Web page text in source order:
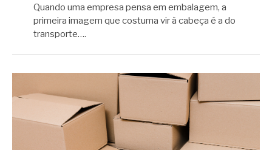
Quando uma empresa pensa em embalagem, a
primeira imagem que costuma vir à cabeça é a do
transporte….